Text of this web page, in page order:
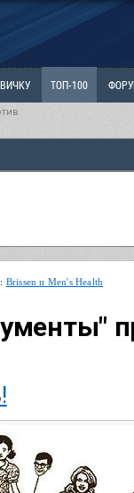
ТОП-100
Выскажись!
Brissen и Men's Health